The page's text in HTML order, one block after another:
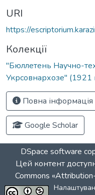
URI
https://
Колекції
"Бюллетень Научно-
Укрсовнархозе" (1921
Повна
Google Scholar
DSpace software
Цей контент
Commons